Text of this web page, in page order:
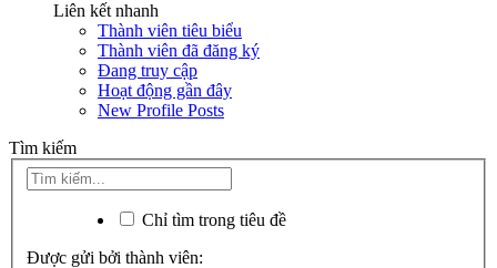
Liên kết nhanh
Thành viên tiêu biểu
Thành viên đã đăng ký
Đang truy cập
Hoạt động gần đây
New Profile Posts
Tìm kiếm
Chỉ tìm trong tiêu đề
Được gửi bởi thành viên: